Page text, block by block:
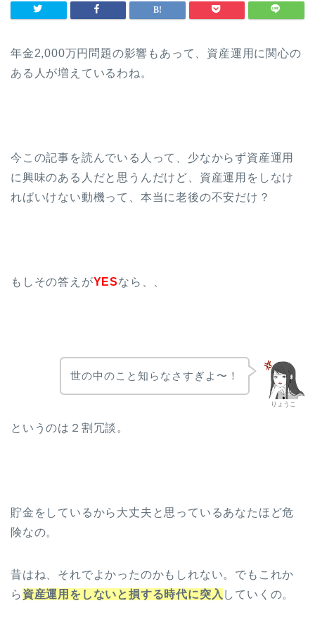
年金2,000万円問題の影響もあって、資産運用に関心の
ある人が増えているわね。
今この記事を読んでいる人って、少なからず資産運用
に興味のある人だと思うんだけど、資産運用をしなけ
ればいけない動機って、本当に老後の不安だけ？
もしその答えがYESなら、、
りょうこ
世の中のこと知らなさすぎよ〜！
というのは２割冗談。
貯金をしているから大丈夫と思っているあなたほど危
険なの。
昔はね、それでよかったのかもしれない。でもこれか
ら 資産運用をしないと損する時代に突入 していくの。